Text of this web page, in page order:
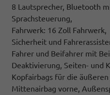
8 Lautsprecher, Bluetooth
Sprachsteuerung,
Fahrwerk: 16 Zoll Fahrwerk,
Sicherheit und
Fahrer und Beifahrer mit
Deaktivierung, Seiten- und
Kopfairbags für die
Mittenairbag vorne,